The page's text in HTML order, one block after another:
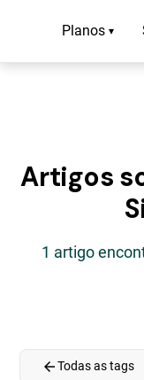
Planos ▾
Artigos
1 artigo
arrow_backTodas as tags